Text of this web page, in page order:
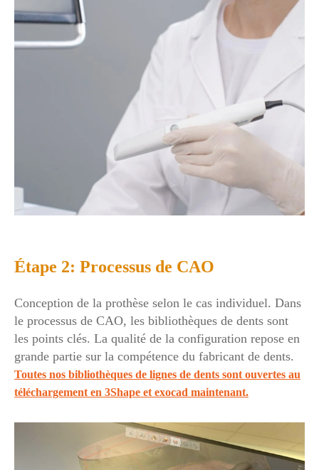
Étape 2: Processus de CAO
Conception de la prothèse selon le cas individuel. Dans
le processus de CAO, les bibliothèques de dents sont
les points clés. La qualité de la configuration repose en
grande partie sur la compétence du fabricant de dents.
Toutes nos bibliothèques de lignes de dents sont ouvertes au
téléchargement en 3Shape et exocad maintenant.